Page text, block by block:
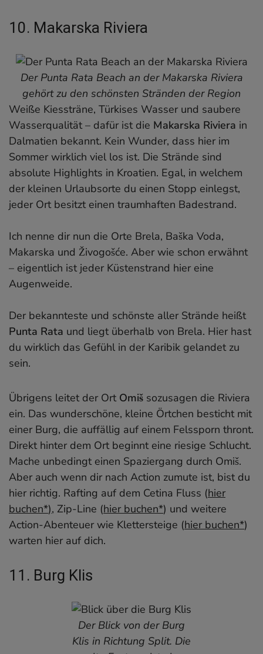
10. Makarska Riviera
Der Punta Rata Beach an der Makarska Riviera
gehört zu den schönsten Stränden der Region
Weiße Kiessträne, Türkises Wasser und saubere
Wasserqualität – dafür ist die Makarska Riviera in
Dalmatien bekannt. Kein Wunder, dass hier im
Sommer wirklich viel los ist. Die Strände sind
absolute Highlights in Kroatien. Egal, in welchem
der kleinen Urlaubsorte du einen Stopp einlegst,
jeder Ort besitzt einen traumhaften Badestrand.
Ich nenne dir nun die Orte Brela, Baška Voda,
Makarska und Živogošće. Aber wie schon erwähnt
– eigentlich ist jeder Küstenstrand hier eine
Augenweide.
Der bekannteste und schönste aller Strände heißt
Punta Rata und liegt überhalb von Brela. Hier hast
du wirklich das Gefühl in der Karibik gelandet zu
sein.
Übrigens leitet der Ort Omiš sozusagen die Riviera
ein. Das wunderschöne, kleine Örtchen besticht mit
einer Burg, die auffällig auf einem Felssporn thront.
Direkt hinter dem Ort beginnt eine riesige Schlucht.
Mache unbedingt einen Spaziergang durch Omiš.
Aber auch wenn dir nach Action zumute ist, bist du
hier richtig. Rafting auf dem Cetina Fluss (hier
buchen*), Zip-Line (hier buchen*) und weitere
Action-Abenteuer wie Klettersteige (hier buchen*)
warten hier auf dich.
11. Burg Klis
Der Blick von der Burg
Klis in Richtung Split. Die